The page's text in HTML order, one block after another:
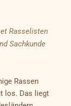
Rasselisten
Sachkunde
Rassen
los. Das liegt